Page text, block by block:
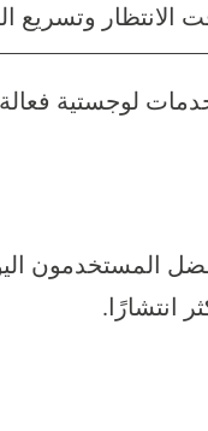
الانتظار وتسريع
لوجستية
المستخدمون
انتشارًا.